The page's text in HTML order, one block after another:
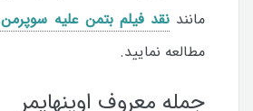
مانندنقد فیلم بتمن علیه سوپرمن
مطالعه نمایید.
جمله معروف اوپنهایمر